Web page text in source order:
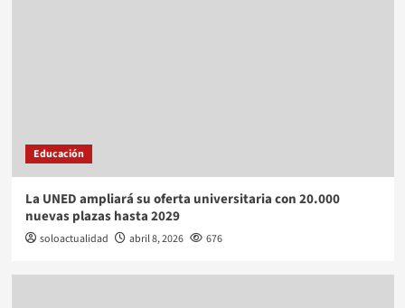
Educación
La UNED ampliará su oferta universitaria con 20.000
nuevas plazas hasta 2029
soloactualidad abril 8, 2026 676